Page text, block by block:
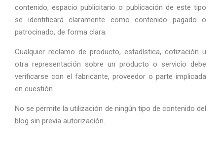
contenido, espacio publicitario o publicación de este tipo
se identificará claramente como contenido pagado o
patrocinado, de forma clara.
Cualquier reclamo de producto, estadística, cotización u
otra representación sobre un producto o servicio debe
verificarse con el fabricante, proveedor o parte implicada
en cuestión.
No se permite la utilización de ningún tipo de contenido del
blog sin previa autorización.